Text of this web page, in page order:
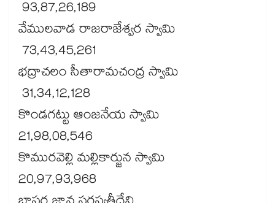
93,87,26,189
వేములవాడ రాజరాజేశ్వర స్వామి
73,43,45,261
భద్రాచలం సీతారామచంద్ర స్వామి
31,34,12,128
కొండగట్టు ఆంజనేయ స్వామి
21,98,08,546
కొమురవెల్లి మల్లికార్జున స్వామి
20,97,93,968